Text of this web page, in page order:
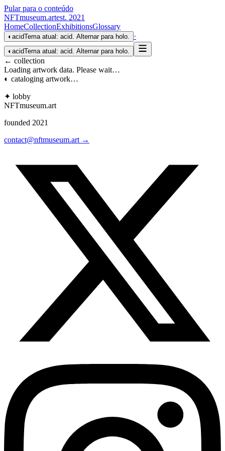
Pular para o conteúdo
NFTmuseum.artest. 2021
HomeCollectionExhibitionsGlossary
◐ acidTema atual: acid. Alternar para holo. ·
◐ acidTema atual: acid. Alternar para holo.
← collection
Loading artwork data. Please wait…
◐ cataloging artwork…
✦ lobby
NFTmuseum.art
founded 2021
contact@nftmuseum.art →